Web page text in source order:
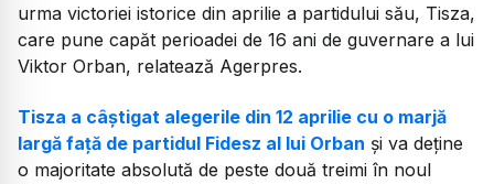
urma victoriei istorice din aprilie a partidului său, Tisza,
care pune capăt perioadei de 16 ani de guvernare a lui
Viktor Orban, relatează Agerpres.
Tisza a câștigat alegerile din 12 aprilie cu o marjă
largă față de partidul Fidesz al lui Orban și va deține
o majoritate absolută de peste două treimi în noul